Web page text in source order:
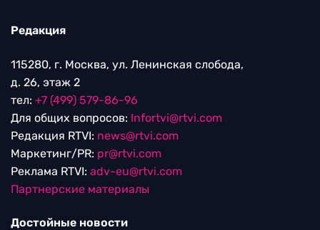
Редакция
115280, г. Москва, ул. Ленинская слобода,
д. 26, этаж 2
тел: +7 (499) 579-86-96
Для общих вопросов: Infortvi@rtvi.com
Редакция RTVI: news@rtvi.com
Маркетинг/PR: pr@rtvi.com
Реклама RTVI: adv-eu@rtvi.com
Партнерские материалы
Достойные новости